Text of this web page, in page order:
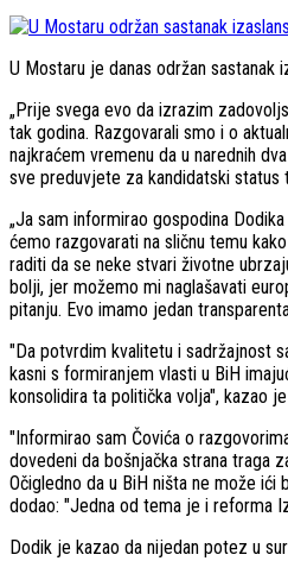
U Mostaru je danas održan sastanak
„Prije svega evo da izrazim
tak godina. Razgovarali smo i o
najkraćem vremenu da u narednih
sve preduvjete za kandidatski status
„Ja sam informirao gospodina
ćemo razgovarati na sličnu temu
raditi da se neke stvari životne
bolji, jer možemo mi naglašavati
pitanju. Evo imamo jedan
"Da potvrdim kvalitetu i sadržajnost
kasni s formiranjem vlasti u BiH
konsolidira ta politička volja", kazao
"Informirao sam Čovića o
dovedeni da bošnjačka strana traga
Očigledno da u BiH ništa ne može
dodao: "Jedna od tema je i reforma
Dodik je kazao da nijedan potez u